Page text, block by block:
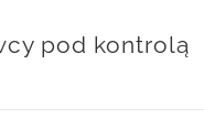
pod kontrolą